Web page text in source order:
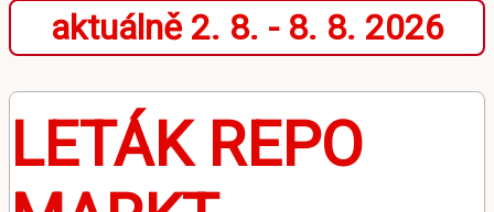
aktuálně 2. 8. - 8. 8. 2026
LETÁK REPO